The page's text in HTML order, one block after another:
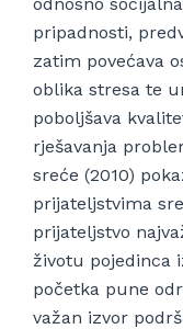
pripadnosti,
zatim povećava
oblika stresa te
poboljšava
rješavanja
sreće (2010)
prijateljstvima
prijateljstvo
životu pojedinca
početka pune
važan izvor